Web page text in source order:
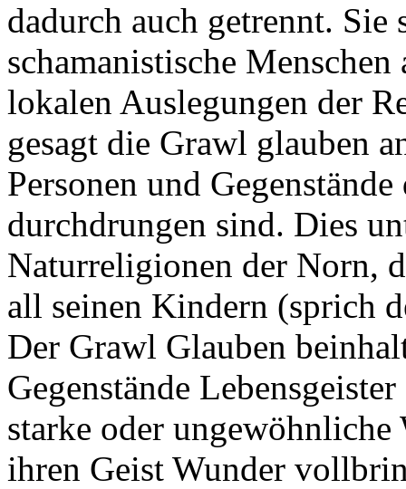
dadurch auch getrennt.
schamanistische
lokalen Auslegungen der
gesagt die Grawl glauben
Personen und
durchdrungen sind. Dies
Naturreligionen der Norn,
all seinen Kindern (sprich
Der Grawl Glauben
Gegenstände
starke oder ungewöhnliche
ihren Geist Wunder